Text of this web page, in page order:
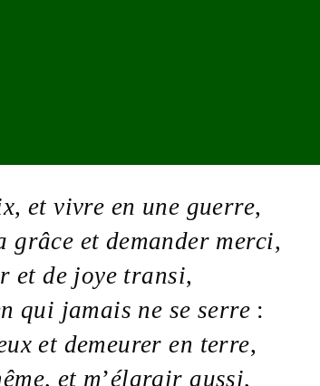
, et vivre en une guerre,
grâce et demander merci,
et de joye transi,
qui jamais ne se serre :
et demeurer en terre,
, et m’élargir aussi,